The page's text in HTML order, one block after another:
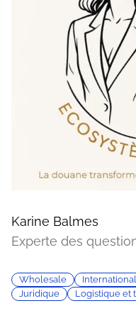
Karine Balmes
Experte des
Wholesale International
Juridique
Logistique et